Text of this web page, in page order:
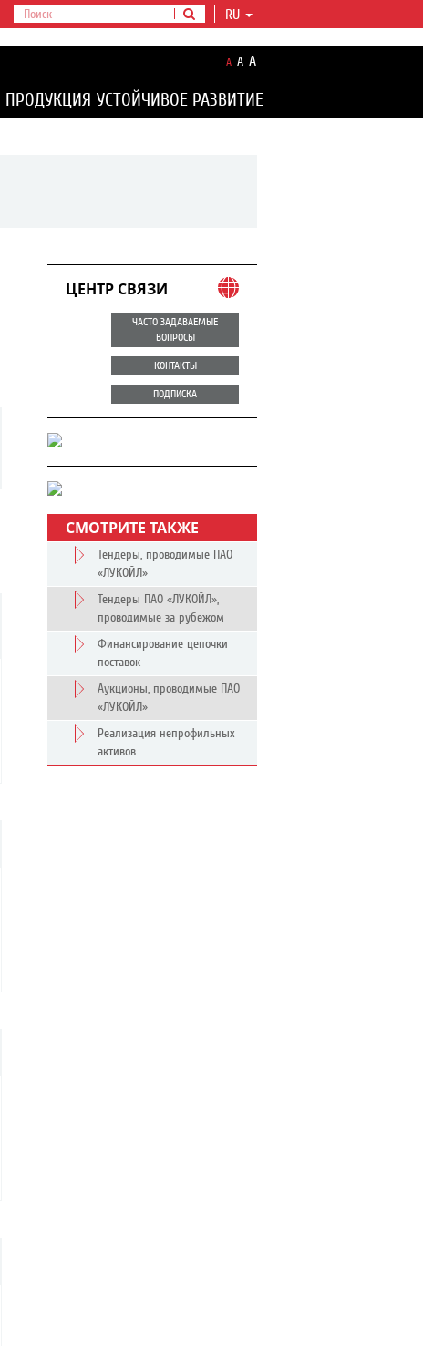
RU
A A A
ПРОДУКЦИЯ УСТОЙЧИВОЕ РАЗВИТИЕ
ЦЕНТР СВЯЗИ
ЧАСТО ЗАДАВАЕМЫЕ
ВОПРОСЫ
КОНТАКТЫ
ПОДПИСКА
СМОТРИТЕ ТАКЖЕ
Тендеры, проводимые ПАО
«ЛУКОЙЛ»
Тендеры ПАО «ЛУКОЙЛ»,
проводимые за рубежом
Финансирование цепочки
поставок
Аукционы, проводимые ПАО
«ЛУКОЙЛ»
Реализация непрофильных
активов